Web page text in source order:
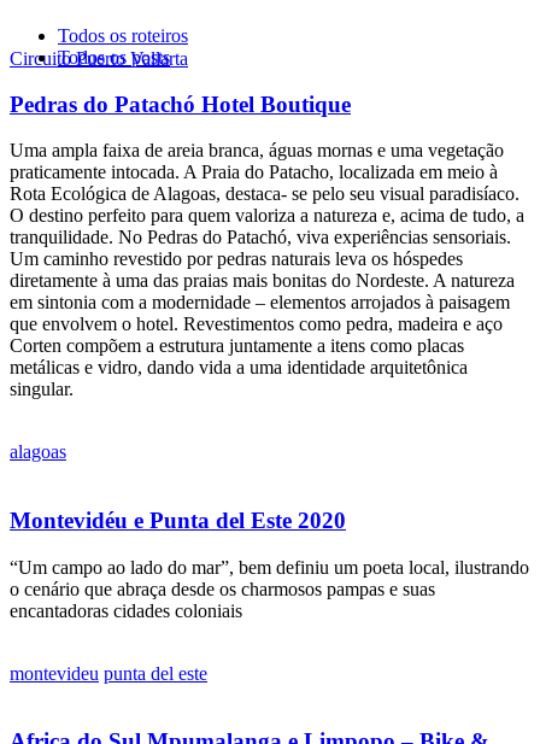
Circuito Puerto Vallarta
Todos os roteiros
Todos os posts
Pedras do Patachó Hotel Boutique
Uma ampla faixa de areia branca, águas mornas e uma vegetação
praticamente intocada. A Praia do Patacho, localizada em meio à
Rota Ecológica de Alagoas, destaca- se pelo seu visual paradisíaco.
O destino perfeito para quem valoriza a natureza e, acima de tudo, a
tranquilidade. No Pedras do Patachó, viva experiências sensoriais.
Um caminho revestido por pedras naturais leva os hóspedes
diretamente à uma das praias mais bonitas do Nordeste. A natureza
em sintonia com a modernidade – elementos arrojados à paisagem
que envolvem o hotel. Revestimentos como pedra, madeira e aço
Corten compõem a estrutura juntamente a itens como placas
metálicas e vidro, dando vida a uma identidade arquitetônica
singular.
alagoas
Montevidéu e Punta del Este 2020
“Um campo ao lado do mar”, bem definiu um poeta local, ilustrando
o cenário que abraça desde os charmosos pampas e suas
encantadoras cidades coloniais
montevideu punta del este